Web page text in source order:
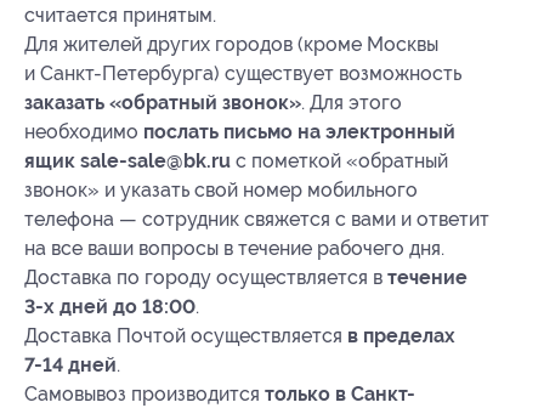
считается принятым.
Для жителей других городов (кроме Москвы
и Санкт-Петербурга) существует возможность
заказать «обратный звонок». Для этого
необходимо послать письмо на электронный
ящик sale-sale@bk.ru с пометкой «обратный
звонок» и указать свой номер мобильного
телефона — сотрудник свяжется с вами и ответит
на все ваши вопросы в течение рабочего дня.
Доставка по городу осуществляется в течение
3-х дней до 18:00.
Доставка Почтой осуществляется в пределах
7-14 дней.
Самовывоз производится только в Санкт-